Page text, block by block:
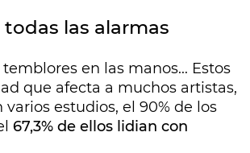
las alarmas
en las manos... Estos
que afecta a muchos artistas,
estudios, el 90% de los
67,3% de ellos lidian con